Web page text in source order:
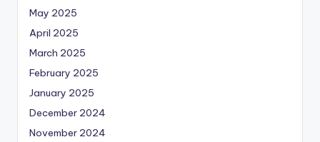
May 2025
April 2025
March 2025
February 2025
January 2025
December 2024
November 2024